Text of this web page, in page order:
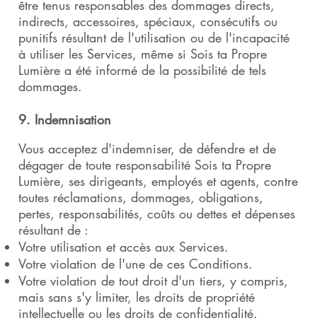
être tenus responsables des dommages directs,
indirects, accessoires, spéciaux, consécutifs ou
punitifs résultant de l'utilisation ou de l'incapacité
à utiliser les Services, même si Sois ta Propre
Lumière a été informé de la possibilité de tels
dommages.
9. Indemnisation
Vous acceptez d'indemniser, de défendre et de
dégager de toute responsabilité Sois ta Propre
Lumière, ses dirigeants, employés et agents, contre
toutes réclamations, dommages, obligations,
pertes, responsabilités, coûts ou dettes et dépenses
résultant de :
Votre utilisation et accès aux Services.
Votre violation de l'une de ces Conditions.
Votre violation de tout droit d'un tiers, y compris,
mais sans s'y limiter, les droits de propriété
intellectuelle ou les droits de confidentialité.